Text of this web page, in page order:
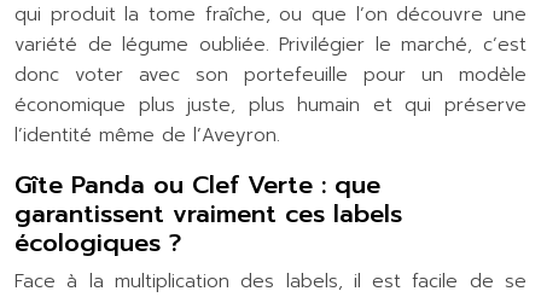
qui produit la tome fraîche, ou que l’on découvre une
variété de légume oubliée. Privilégier le marché, c’est
donc voter avec son portefeuille pour un modèle
économique plus juste, plus humain et qui préserve
l’identité même de l’Aveyron.
Gîte Panda ou Clef Verte : que
garantissent vraiment ces labels
écologiques ?
Face à la multiplication des labels, il est facile de se